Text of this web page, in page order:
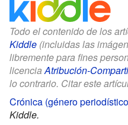
Todo el contenido de los
Kiddle (incluidas las
libremente para fines
licencia Atribución-
lo contrario. Citar este
Crónica (género
Kiddle.